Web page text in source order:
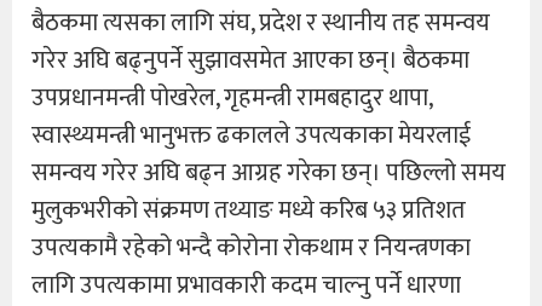
बैठकमा त्यसका लागि संघ, प्रदेश र स्थानीय तह समन्वय
गरेर अघि बढ्नुपर्ने सुझावसमेत आएका छन्। बैठकमा
उपप्रधानमन्त्री पोखरेल, गृहमन्त्री रामबहादुर थापा,
स्वास्थ्यमन्त्री भानुभक्त ढकालले उपत्यकाका मेयरलाई
समन्वय गरेर अघि बढ्न आग्रह गरेका छन्। पछिल्लो समय
मुलुकभरीको संक्रमण तथ्याङ मध्ये करिब ५३ प्रतिशत
उपत्यकामै रहेको भन्दै कोरोना रोकथाम र नियन्त्रणका
लागि उपत्यकामा प्रभावकारी कदम चाल्नु पर्ने धारणा